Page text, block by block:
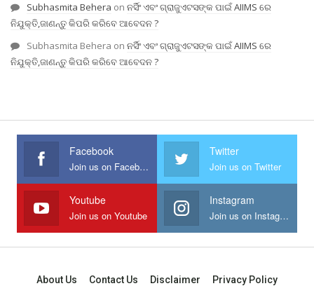
Subhasmita Behera on ନର୍ସିଂ ଏବଂ ଗ୍ରାଜୁଏଟସଙ୍କ ପାଇଁ AIIMS ରେ
ନିଯୁକ୍ତି,ଜାଣନ୍ତୁ କିପରି କରିବେ ଆବେଦନ ?
Subhasmita Behera on ନର୍ସିଂ ଏବଂ ଗ୍ରାଜୁଏଟସଙ୍କ ପାଇଁ AIIMS ରେ
ନିଯୁକ୍ତି,ଜାଣନ୍ତୁ କିପରି କରିବେ ଆବେଦନ ?
Facebook
Join us on Facebook
Twitter
Join us on Twitter
Youtube
Join us on Youtube
Instagram
Join us on Instagram
About Us Contact Us Disclaimer Privacy Policy